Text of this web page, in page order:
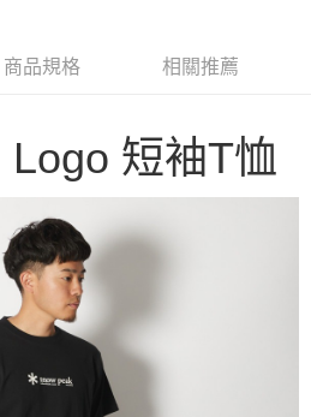
台北富邦商業銀行
華泰商業銀行
遠東國際商業銀行
永豐商業銀行
星展（台灣）商業銀行
中國信託商業銀行
第一商業銀行
兆豐國際商業銀行
台中商業銀行
華泰商業銀行
永豐商業銀行
星展（台灣）商業銀行
中國信託商業銀行
之後才付款」的支付方式。 讓您購物簡單
卡、不需儲值。
證，即可結帳。
再付款。
以上)免運費
商品規格 相關推薦
短袖T恤